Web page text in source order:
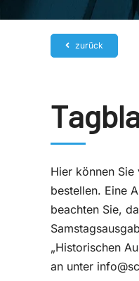
zurück
Hier können
bestellen. Eine
beachten Sie,
„Historischen
an unter